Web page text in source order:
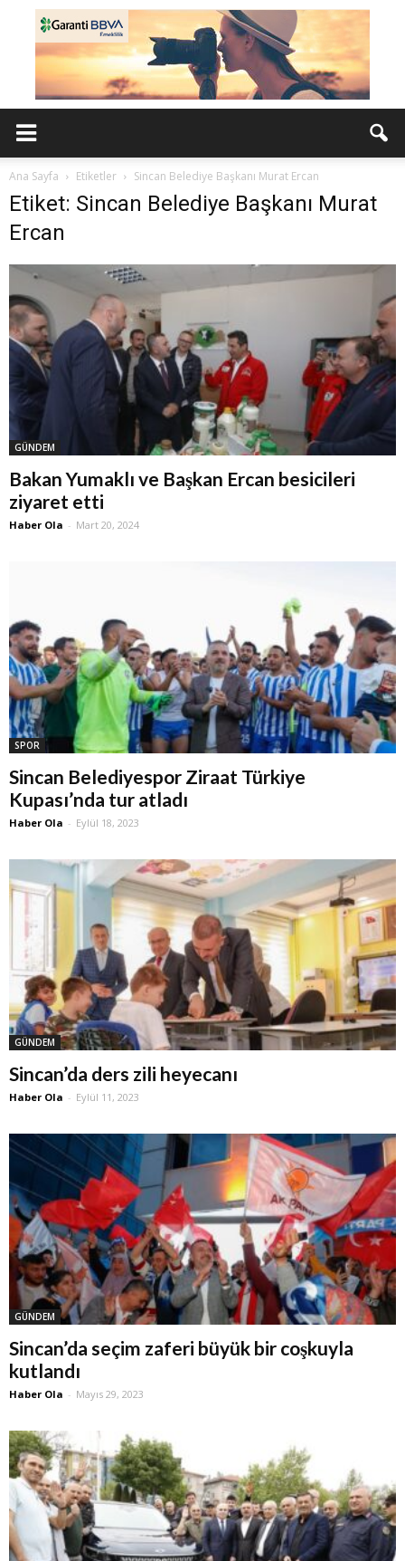
Ana Sayfa Etiketler Sincan Belediye Başkanı Murat Ercan
Etiket: Sincan Belediye Başkanı Murat
Ercan
GÜNDEM
Bakan Yumaklı ve Başkan Ercan besicileri
ziyaret etti
Haber Ola - Mart 20, 2024
SPOR
Sincan Belediyespor Ziraat Türkiye
Kupası’nda tur atladı
Haber Ola - Eylül 18, 2023
GÜNDEM
Sincan’da ders zili heyecanı
Haber Ola - Eylül 11, 2023
GÜNDEM
Sincan’da seçim zaferi büyük bir coşkuyla
kutlandı
Haber Ola - Mayıs 29, 2023